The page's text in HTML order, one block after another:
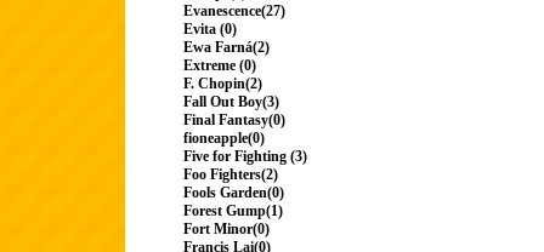
Evanescence(27)
Evita (0)
Ewa Farná(2)
Extreme (0)
F. Chopin(2)
Fall Out Boy(3)
Final Fantasy(0)
fioneapple(0)
Five for Fighting (3)
Foo Fighters(2)
Fools Garden(0)
Forest Gump(1)
Fort Minor(0)
Francis Lai(0)